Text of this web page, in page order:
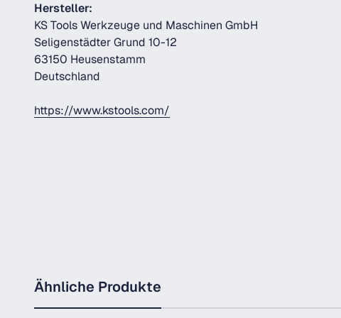
Hersteller:
KS Tools Werkzeuge und Maschinen GmbH
Seligenstädter Grund 10-12
63150 Heusenstamm
Deutschland
https://www.kstools.com/
Ähnliche Produkte